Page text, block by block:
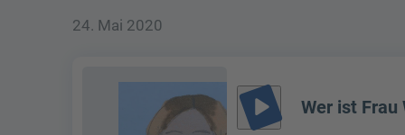
24. Mai 2020
play_arrow Wer ist Frau